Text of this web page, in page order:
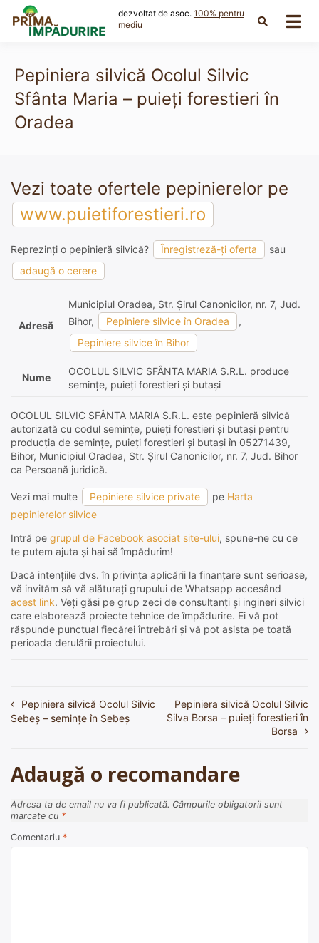
content
dezvoltat de asoc. 100% pentru
mediu
Pepiniera silvică Ocolul Silvic
Sfânta Maria – puieți forestieri în
Oradea
Vezi toate ofertele pepinierelor pe
www.puietiforestieri.ro
Reprezinți o pepinieră silvică? Înregistreză-ți oferta
sau
adaugă o cerere
Adresă
Municipiul Oradea, Str. Şirul Canonicilor, nr. 7, Jud.
Bihor,
Pepiniere silvice în Oradea
,
Pepiniere silvice în Bihor
Nume
OCOLUL SILVIC SFÂNTA MARIA S.R.L. produce
semințe, puieți forestieri și butași
OCOLUL SILVIC SFÂNTA MARIA S.R.L. este pepinieră silvică
autorizată cu codul semințe, puieți forestieri și butași pentru
producția de semințe, puieți forestieri și butași în 05271439,
Bihor, Municipiul Oradea, Str. Şirul Canonicilor, nr. 7, Jud. Bihor
ca Persoană juridică.
Vezi mai multe Pepiniere silvice private pe Harta
pepinierelor silvice
Intră pe grupul de Facebook asociat site-ului, spune-ne cu ce
te putem ajuta și hai să împădurim!
Dacă intențiile dvs. în privința aplicării la finanțare sunt serioase,
vă invităm să vă alăturați grupului de Whatsapp accesând
acest link. Veți găsi pe grup zeci de consultanți și ingineri silvici
care elaborează proiecte tehnice de împădurire. Ei vă pot
răspunde punctual fiecărei întrebări și vă pot asista pe toată
perioada derulării proiectului.
Navigare
Pepiniera silvică Ocolul Silvic
Sebeş – seminţe în Sebeş
Pepiniera silvică Ocolul Silvic
Silva Borsa – puieți forestieri în
Borsa
Adaugă o recomandare
Adresa ta de email nu va fi publicată. Câmpurile obligatorii sunt
marcate cu *
Comentariu *